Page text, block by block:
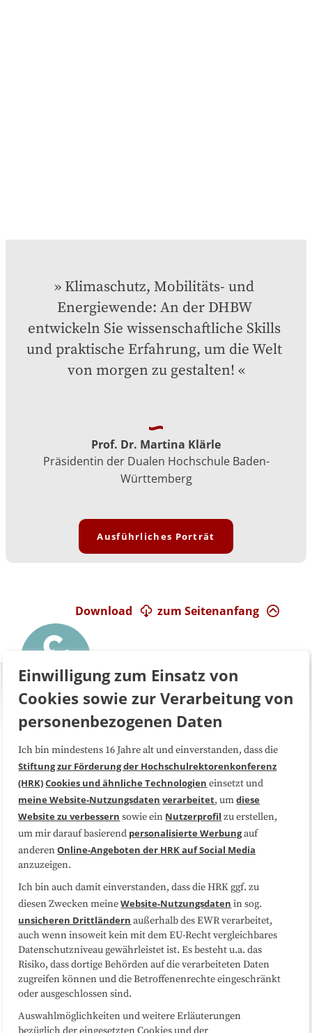
Klimaschutz, Mobilitäts- und
Energiewende: An der DHBW
entwickeln Sie wissenschaftliche Skills
und praktische Erfahrung, um die Welt
von morgen zu gestalten!
Prof. Dr. Martina Klärle
Präsidentin der Dualen Hochschule Baden-
Württemberg
Ausführliches Porträt
zum Seitenanfang
Download
Über uns FAQ
Medienarbeit Kooperationen
Datenschutzerklärung Impressum
Sitemap
Folgen Sie uns
Einwilligung zum Einsatz von
Cookies sowie zur Verarbeitung von
personenbezogenen Daten
Ich bin mindestens 16 Jahre alt und einverstanden, dass die
Stiftung zur Förderung der Hochschulrektorenkonferenz
(HRK)Cookies und ähnliche Technologien einsetzt und
meine Website-Nutzungsdaten verarbeitet, umdiese
Website zu verbessern sowie ein Nutzerprofil zu erstellen,
um mir darauf basierend personalisierte Werbungauf
anderenOnline-Angeboten der HRK auf Social Media
anzuzeigen.
Ich bin auch damit einverstanden, dass die HRK ggf. zu
diesen Zwecken meineWebsite-Nutzungsdaten in sog.
unsicheren Drittländern außerhalb des EWR verarbeitet,
auch wenn insoweit kein mit dem EU-Recht vergleichbares
Datenschutzniveau gewährleistet ist. Es besteht u.a. das
Risiko, dass dortige Behörden auf die verarbeiteten Daten
zugreifen können und die Betroffenenrechte eingeschränkt
oder ausgeschlossen sind.
Auswahlmöglichkeiten und weitere Erläuterungen